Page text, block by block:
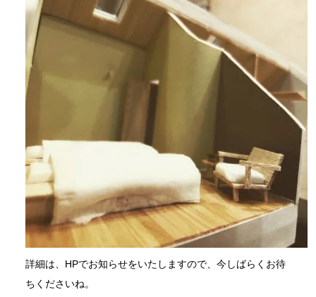
詳細は、HPでお知らせをいたしますので、今しばらくお待
ちくださいね。